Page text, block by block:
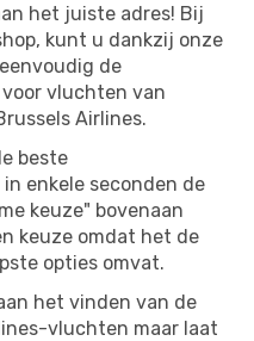
het juiste adres! Bij
kunt u dankzij onze
de
vluchten van
Airlines.
beste
enkele seconden de
keuze" bovenaan
keuze omdat het de
opties omvat.
het vinden van de
vluchten maar laat